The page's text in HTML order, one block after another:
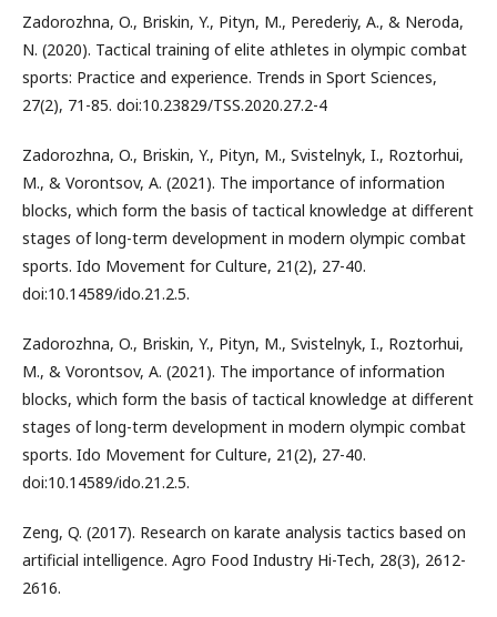
Zadorozhna, O., Briskin, Y., Pityn, M., Perederiy, A., & Neroda,
N. (2020). Tactical training of elite athletes in olympic combat
sports: Practice and experience. Trends in Sport Sciences,
27(2), 71-85. doi:10.23829/TSS.2020.27.2-4
Zadorozhna, O., Briskin, Y., Pityn, M., Svistelnyk, I., Roztorhui,
M., & Vorontsov, A. (2021). The importance of information
blocks, which form the basis of tactical knowledge at different
stages of long-term development in modern olympic combat
sports. Ido Movement for Culture, 21(2), 27-40.
doi:10.14589/ido.21.2.5.
Zadorozhna, O., Briskin, Y., Pityn, M., Svistelnyk, I., Roztorhui,
M., & Vorontsov, A. (2021). The importance of information
blocks, which form the basis of tactical knowledge at different
stages of long-term development in modern olympic combat
sports. Ido Movement for Culture, 21(2), 27-40.
doi:10.14589/ido.21.2.5.
Zeng, Q. (2017). Research on karate analysis tactics based on
artificial intelligence. Agro Food Industry Hi-Tech, 28(3), 2612-
2616.